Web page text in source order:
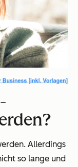
Allerdings
so lange und